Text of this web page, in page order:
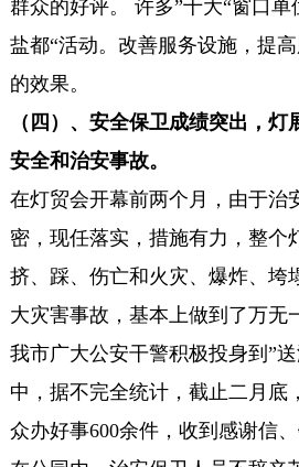
群众的好评。 许多”十大“窗口
盐都“活动。改善服务设施，提
的效果。
（四）、安全保卫成绩突出，
安全和治安事故。
在灯贸会开幕前两个月，由于治
密，现任落实，措施有力，整个
挤、踩、伤亡和火灾、爆炸、垮
大灾害事故，基本上做到了万无
我市广大公安干警积极投身到”
中，据不完全统计，截止二月底
众办好事600余件，收到感谢信、